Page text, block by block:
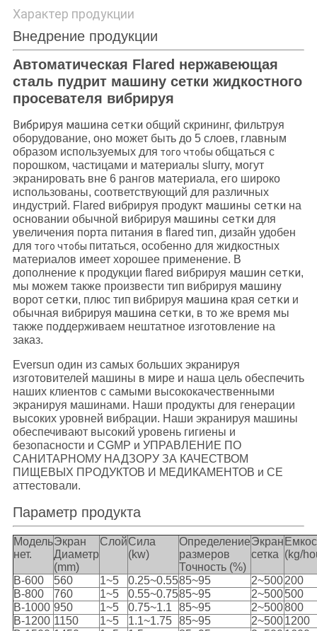
Характер продукции
Внедрение продукции
Автоматическая Flared нержавеющая
сталь пудрит машину сетки жидкостного
просевателя вибрируя
Вибрируя машина сетки общий скрининг, фильтруя
оборудование, оно может быть до 5 слоев, главным
образом используемых для того чтобы общаться с
порошком, частицами и материалы slurry, могут
экранировать вне 6 рангов материала, его широко
использованы, соответствующий для различных
индустрий. Flared вибрируя продуктмашины сетки на
основании обычной вибрируя машины сетки для
увеличения порта питания в flared тип, дизайн удобен
для того чтобы питаться, особенно для жидкостных
материалов имеет хорошее применение. В
дополнение к продукции flared вибрируя машин сетки,
мы можем также произвести тип вибрируя машину
воротсетки, плюс тип вибрируя машина края сетки и
обычная вибрируя машина сетки, в то же время мы
также поддерживаем нештатное изготовление на
заказ.
Eversun один из самых больших экранируя
изготовителей машины в мире и наша цель обеспечить
наших клиентов с самыми высококачественными
экранируя машинами. Наши продукты для генерации
высоких уровней вибрации. Наши экранируя машины
обеспечивают высокий уровень гигиены и
безопасности и CGMP и УПРАВЛЕНИЕ ПО
САНИТАРНОМУ НАДЗОРУ ЗА КАЧЕСТВОМ
ПИЩЕВЫХ ПРОДУКТОВ И МЕДИКАМЕНТОВ и CE
аттестовали.
Параметр продукта
Модель
нет.
Экран
Диаметр
(mm)
СлойСила
(kw)
Определение
размеров
Точность (%)
Экран
сетка (kg/
B-600 560 1~5 0.25~0.5585~95 2~500200
B-800
760 1~5 0.55~0.7585~95 2~500500
B-1000 950 1~5 0.75~1.1 85~95 2~500800
B-1200 1150 1~5 1.1~1.75 85~95 2~5001200